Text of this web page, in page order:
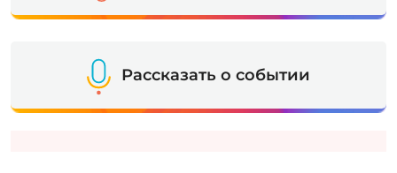
Рассказать о событии